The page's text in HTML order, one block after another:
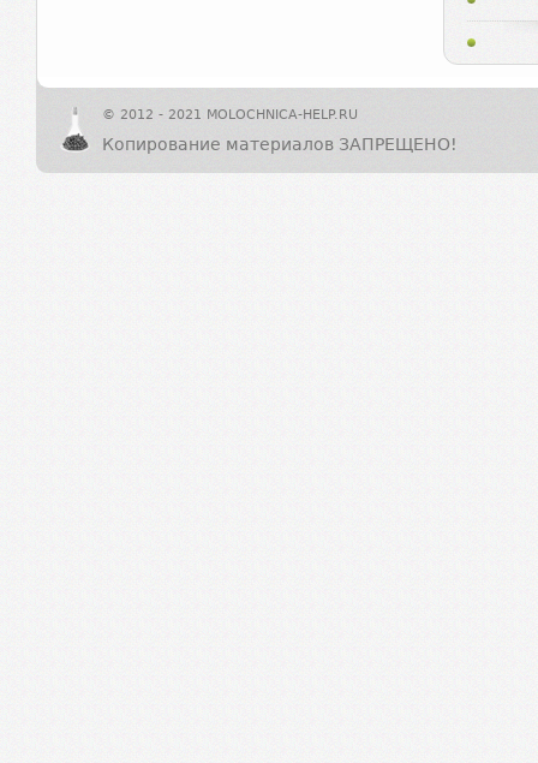
© 2012 - 2021 MOLOCHNICA-HELP.RU
Копирование материалов ЗАПРЕЩЕНО!